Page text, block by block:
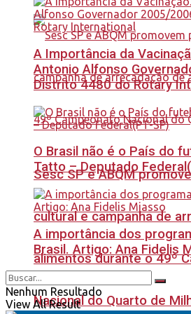
Sesc SP e ABQM
cultural e campanha de
alimentos durante o 49º
Nacional do Quarto de
A Importância da
Antonio Alfonso
Distrito 4480 do Rotary
O Brasil não é o País do
Tatto – Deputado
A importância dos
Brasil. Artigo: Ana Fidelis
Nenhum Resultado
View All Result